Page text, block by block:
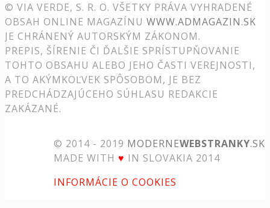
© VIA VERDE, S. R. O. VŠETKY PRÁVA VYHRADENÉ
OBSAH ONLINE MAGAZÍNU WWW.ADMAGAZIN.SK
JE CHRÁNENÝ AUTORSKÝM ZÁKONOM.
PREPIS, ŠÍRENIE ČI ĎALŠIE SPRÍSTUPŇOVANIE
TOHTO OBSAHU ALEBO JEHO ČASTI VEREJNOSTI,
A TO AKÝMKOĽVEK SPÔSOBOM, JE BEZ
PREDCHÁDZAJÚCEHO SÚHLASU REDAKCIE
ZAKÁZANÉ.
© 2014 - 2019 MODERNEWEBSTRANKY.SK
MADE WITH ♥ IN SLOVAKIA 2014
INFORMÁCIE O COOKIES